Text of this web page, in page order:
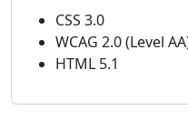
CSS 3.0
WCAG 2.0 (Level
HTML 5.1